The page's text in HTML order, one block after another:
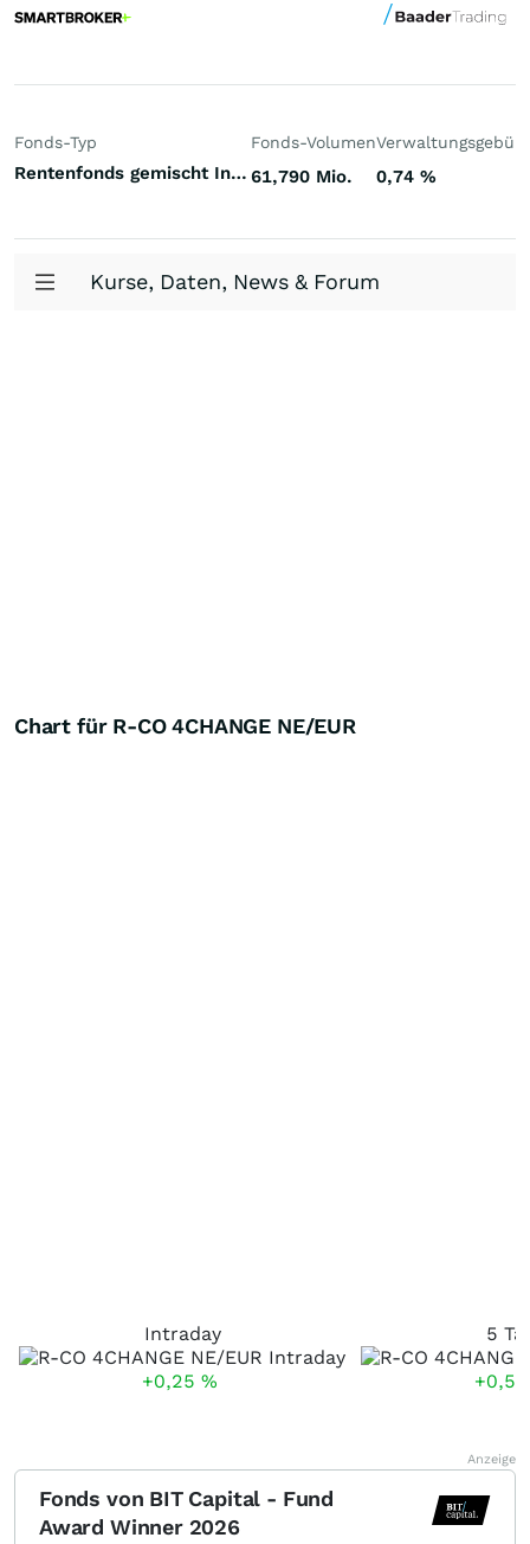
Fonds-Typ
Rentenfonds gemischt Investment Grade Europa Euro
Fonds-Volumen
61,790 Mio. 0,74 %
Kurse, Daten, News & Forum
Chart für R-CO 4CHANGE NE/EUR
Intraday
+0,25 %
5
Anzeige
Fonds von BIT Capital - Fund
Award Winner 2026